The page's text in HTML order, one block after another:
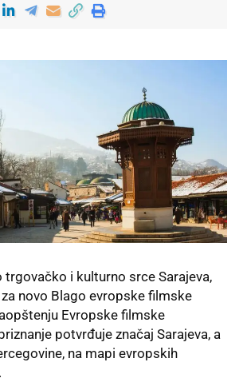
trgovačko i kulturno srce Sarajeva,
novo Blago evropske filmske
Evropske filmske
potvrđuje značaj Sarajeva, a
na mapi evropskih